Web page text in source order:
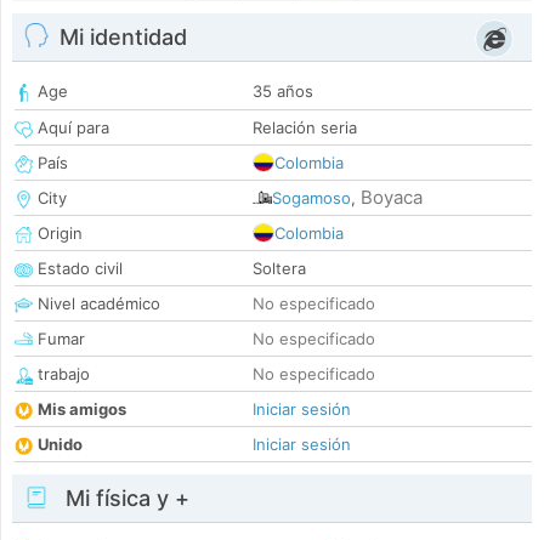
Mi identidad
Age
35 años
Aquí para
Relación seria
País
Colombia
City
Sogamoso, Boyaca
Origin
Colombia
Estado civil
Soltera
Nivel académico
No especificado
Fumar
No especificado
trabajo
No especificado
Mis amigos
Iniciar sesión
Unido
Iniciar sesión
Mi física y +